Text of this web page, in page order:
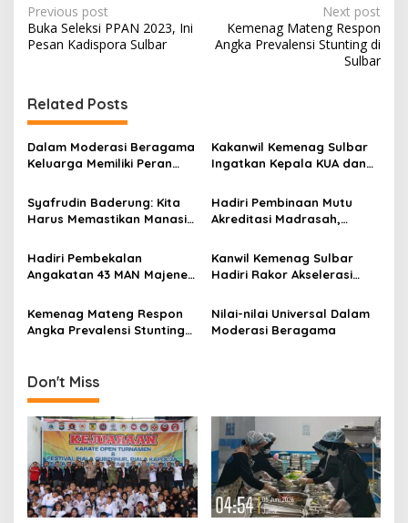
P
o
t
n
a
v
i
g
t
o
Previous post
Buka Seleksi PPAN 2023, Ini
Pesan Kadispora Sulbar
Next post
Kemenag Mateng Respon
Angka Prevalensi Stunting di
Sulbar
Related Posts
Dalam Moderasi Beragama
Keluarga Memiliki Peran
Kakanwil Kemenag Sulbar
Ingatkan Kepala KUA dan
Citra Menjalankan Tugas
Syafrudin Baderung: Kita
Harus Memastikan Manasik
Hadiri Pembinaan Mutu
Akreditasi Madrasah,
Bangga dengan Semangat
Guru Honorer
Hadiri Pembekalan
Angakatan 43 MAN Majene,
Kemenag Sulbar
Kanwil Kemenag Sulbar
Hadiri Rakor Akselerasi
Kemenag Mateng Respon
Angka Prevalensi Stunting
Nilai-nilai Universal Dalam
Moderasi Beragama
Don't Miss